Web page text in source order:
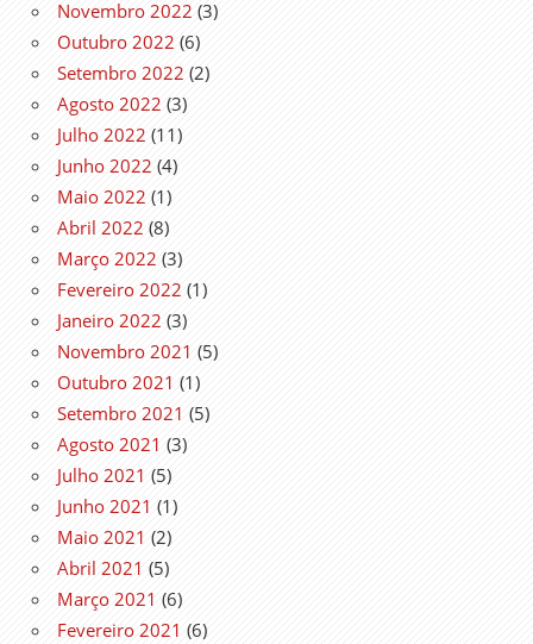
Novembro 2022 (3)
Outubro 2022 (6)
Setembro 2022 (2)
Agosto 2022 (3)
Julho 2022 (11)
Junho 2022 (4)
Maio 2022 (1)
Abril 2022 (8)
Março 2022 (3)
Fevereiro 2022 (1)
Janeiro 2022 (3)
Novembro 2021 (5)
Outubro 2021 (1)
Setembro 2021 (5)
Agosto 2021 (3)
Julho 2021 (5)
Junho 2021 (1)
Maio 2021 (2)
Abril 2021 (5)
Março 2021 (6)
Fevereiro 2021 (6)